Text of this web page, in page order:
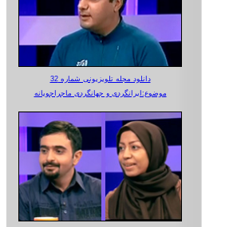
دانلود مجله تلویزیونی شماره 32
موضوع:ایرانگردی و جهانگردی ماجراجویانه